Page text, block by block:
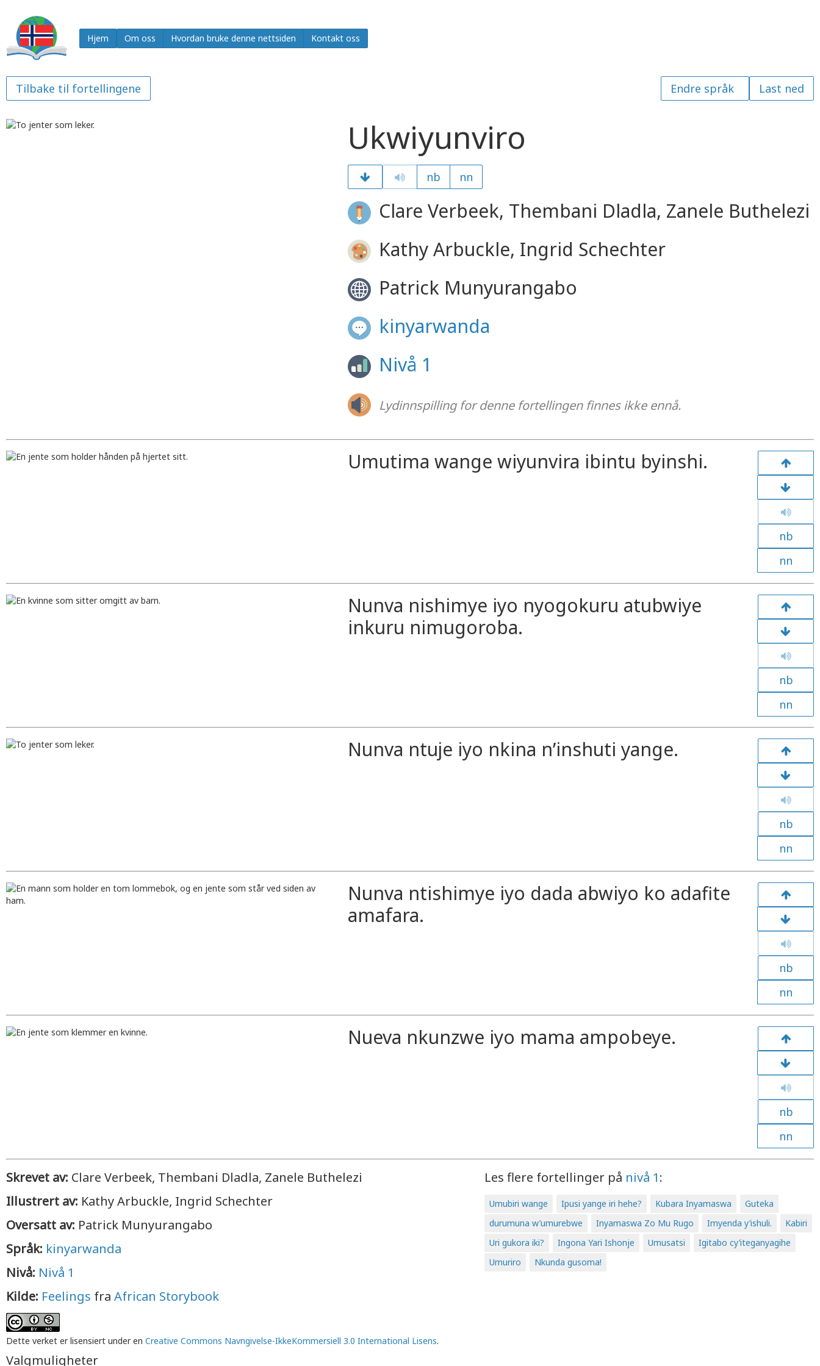
Hjem Om oss Hvordan bruke denne nettsiden Kontakt oss
Last ned
Tilbake til fortellingene
Ukwiyunviro
nb nn
Clare Verbeek, Thembani Dladla, Zanele Buthelezi
Kathy Arbuckle, Ingrid Schechter
Patrick Munyurangabo
kinyarwanda
Nivå 1
Lydinnspilling for denne fortellingen finnes ikke ennå.
Umutima wange wiyunvira ibintu byinshi.
nb
nn
Nunva nishimye iyo nyogokuru atubwiye
inkuru nimugoroba.
nb
nn
Nunva ntuje iyo nkina n’inshuti yange.
nb
nn
Nunva ntishimye iyo dada abwiyo ko adafite
amafara.
nb
nn
Nueva nkunzwe iyo mama ampobeye.
nb
nn
Skrevet av: Clare Verbeek, Thembani Dladla, Zanele Buthelezi
Illustrert av: Kathy Arbuckle, Ingrid Schechter
Oversatt av: Patrick Munyurangabo
Språk: kinyarwanda
Nivå: Nivå 1
Kilde: Feelings fra African Storybook
Dette verket er lisensiert under en Creative Commons Navngivelse-IkkeKommersiell 3.0 International Lisens.
Les flere fortellinger på nivå 1:
Umubiri wange Ipusi yange iri hehe? Kubara Inyamaswa
Guteka
durumuna w’umurebwe
Inyamaswa Zo Mu Rugo Imyenda y’ishuli.
Kabiri
Uri gukora iki?
Ingona Yari Ishonje Umusatsi
Igitabo cy’iteganyagihe
Umuriro
Nkunda gusoma!
Valgmuligheter